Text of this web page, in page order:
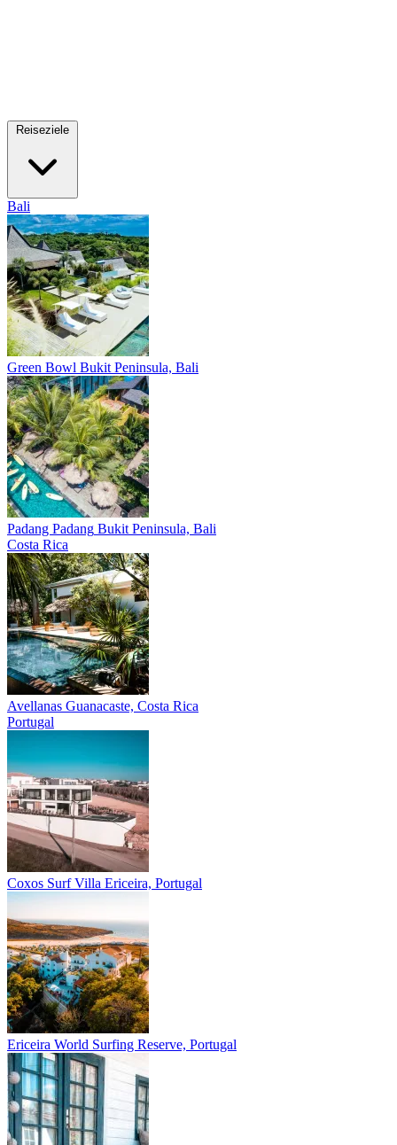
Bali
Green Bowl Bukit Peninsula, Bali
Padang Padang Bukit Peninsula, Bali
Costa Rica
Avellanas Guanacaste, Costa Rica
Portugal
Coxos Surf Villa Ericeira, Portugal
Ericeira World Surfing Reserve, Portugal